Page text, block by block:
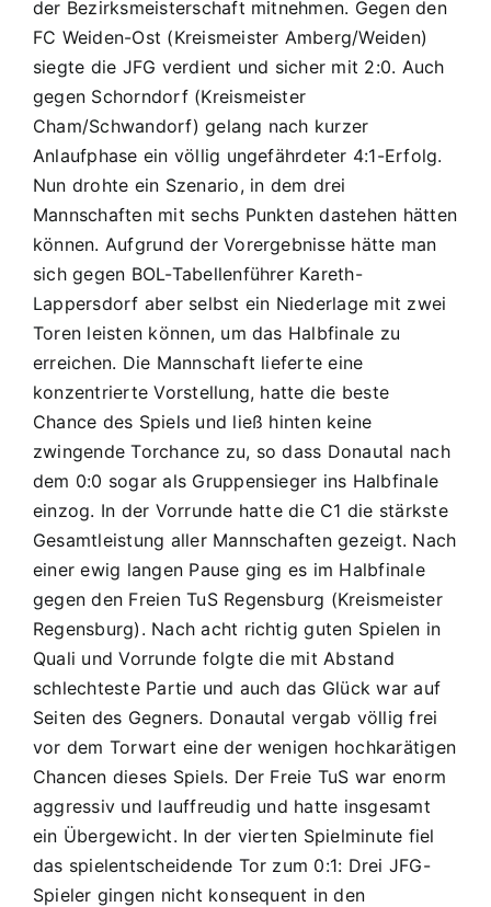
der Bezirksmeisterschaft mitnehmen. Gegen den
FC Weiden-Ost (Kreismeister Amberg/Weiden)
siegte die JFG verdient und sicher mit 2:0. Auch
gegen Schorndorf (Kreismeister
Cham/Schwandorf) gelang nach kurzer
Anlaufphase ein völlig ungefährdeter 4:1-Erfolg.
Nun drohte ein Szenario, in dem drei
Mannschaften mit sechs Punkten dastehen hätten
können. Aufgrund der Vorergebnisse hätte man
sich gegen BOL-Tabellenführer Kareth-
Lappersdorf aber selbst ein Niederlage mit zwei
Toren leisten können, um das Halbfinale zu
erreichen. Die Mannschaft lieferte eine
konzentrierte Vorstellung, hatte die beste
Chance des Spiels und ließ hinten keine
zwingende Torchance zu, so dass Donautal nach
dem 0:0 sogar als Gruppensieger ins Halbfinale
einzog. In der Vorrunde hatte die C1 die stärkste
Gesamtleistung aller Mannschaften gezeigt. Nach
einer ewig langen Pause ging es im Halbfinale
gegen den Freien TuS Regensburg (Kreismeister
Regensburg). Nach acht richtig guten Spielen in
Quali und Vorrunde folgte die mit Abstand
schlechteste Partie und auch das Glück war auf
Seiten des Gegners. Donautal vergab völlig frei
vor dem Torwart eine der wenigen hochkarätigen
Chancen dieses Spiels. Der Freie TuS war enorm
aggressiv und lauffreudig und hatte insgesamt
ein Übergewicht. In der vierten Spielminute fiel
das spielentscheidende Tor zum 0:1: Drei JFG-
Spieler gingen nicht konsequent in den